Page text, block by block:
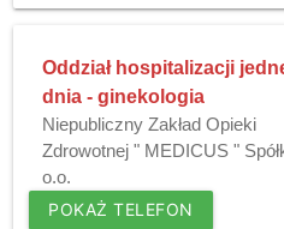
Oddział hospitalizacji
dnia - ginekologia
Niepubliczny Zakład Opieki
Zdrowotnej " MEDICUS "
o.o.
POKAŻ TELEFON